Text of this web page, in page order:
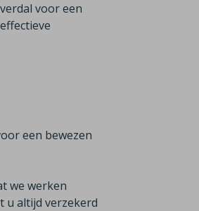
voor een
een bewezen
we werken
u altijd verzekerd